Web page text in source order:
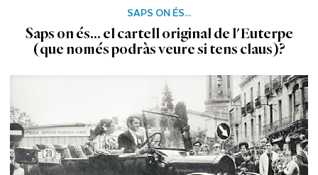
SAPS ON ÉS...
Saps on és... el cartell original de l'Euterpe
(que només podràs veure si tens claus)?